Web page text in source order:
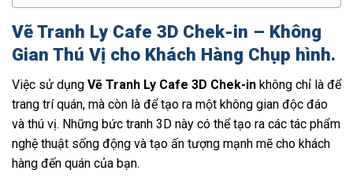
Vẽ Tranh Ly Cafe 3D Chek-in – Không
Gian Thú Vị cho Khách Hàng Chụp hình.
Việc sử dụng Vẽ Tranh Ly Cafe 3D Chek-in không chỉ là để
trang trí quán, mà còn là để tạo ra một không gian độc đáo
và thú vị. Những bức tranh 3D này có thể tạo ra các tác phẩm
nghệ thuật sống động và tạo ấn tượng mạnh mẽ cho khách
hàng đến quán của bạn.